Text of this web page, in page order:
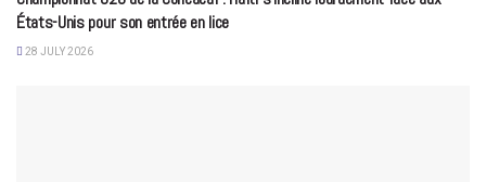
États-Unis pour son entrée en lice
28 JULY 2026